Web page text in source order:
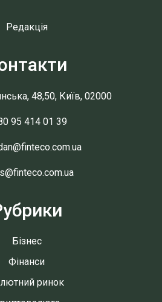
Редакція
48,50, Київ, 02000
95 414 01 39
Бізнес
Фінанси
ринок